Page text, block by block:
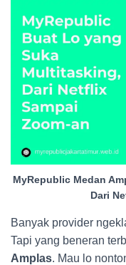
MyRepublic Medan
Dari
Banyak provider
Tapi yang beneran
Amplas. Mau lo